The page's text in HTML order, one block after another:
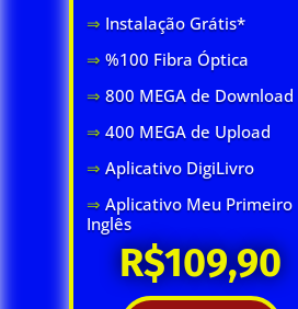
⇒ Instalação Grátis*
⇒ %100 Fibra Óptica
⇒ 800 MEGA de Download
⇒ 400 MEGA de Upload
⇒ Aplicativo DigiLivro
⇒ Aplicativo Meu Primeiro
Inglês
R$109,90